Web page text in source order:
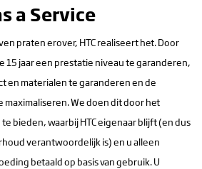
a Service
praten erover, HTC realiseert het. Door
15 jaar een prestatie niveau te garanderen,
en materialen te garanderen en de
maximaliseren. We doen dit door het
te bieden, waarbij HTC eigenaar blijft (en dus
verantwoordelijk is) en u alleen
betaald op basis van gebruik. U